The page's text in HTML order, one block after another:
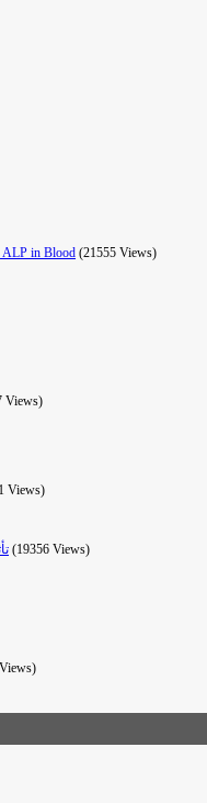
ALP in Blood (21555 Views)
Views)
Views)
(19356 Views)